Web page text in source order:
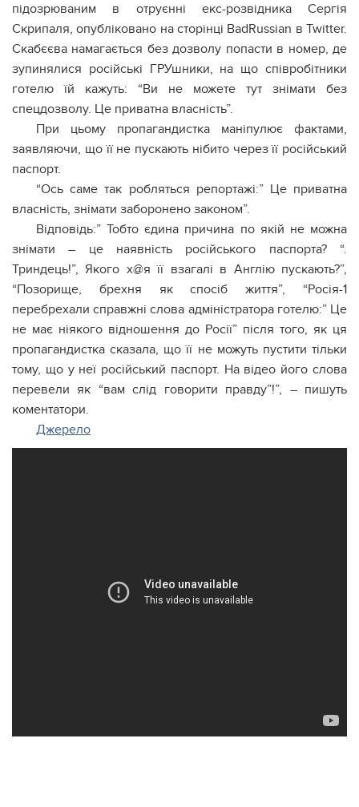
підозрюваним в отруєнні екс-розвідника Сергія
Скрипаля, опубліковано на сторінці BadRussian в Twitter.
Скабєєва намагається без дозволу попасти в номер, де
зупинялися російські ГРУшники, на що співробітники
готелю їй кажуть: “Ви не можете тут знімати без
спецдозволу. Це приватна власність”.
При цьому пропагандистка маніпулює фактами,
заявляючи, що її не пускають нібито через її російський
паспорт.
“Ось саме так робляться репортажі:” Це приватна
власність, знімати заборонено законом”.
Відповідь:” Тобто єдина причина по якій не можна
знімати – це наявність російського паспорта? “.
Триндець!”, Якого х@я її взагалі в Англію пускають?”,
“Позорище, брехня як спосіб життя”, “Росія-1
перебрехали справжні слова адміністратора готелю:” Це
не має ніякого відношення до Росії” після того, як ця
пропагандистка сказала, що її не можуть пустити тільки
тому, що у неї російський паспорт. На відео його слова
перевели як “вам слід говорити правду”!”, – пишуть
коментатори.
Джерело